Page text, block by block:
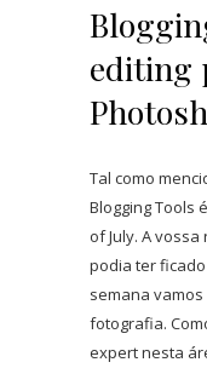
editing
Tal como
Blogging Tools
of July. A
podia ter
semana
fotografia.
expert nesta